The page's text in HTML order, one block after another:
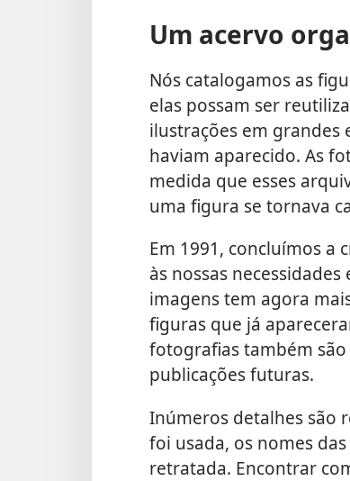
Um acervo
Nós catalogamos as
elas possam ser
ilustrações em grandes
haviam aparecido. As
medida que esses
uma figura se tornava
Em 1991, concluímos a
às nossas
imagens tem agora
figuras que já
fotografias também
publicações futuras.
Inúmeros detalhes são
foi usada, os nomes
retratada. Encontrar